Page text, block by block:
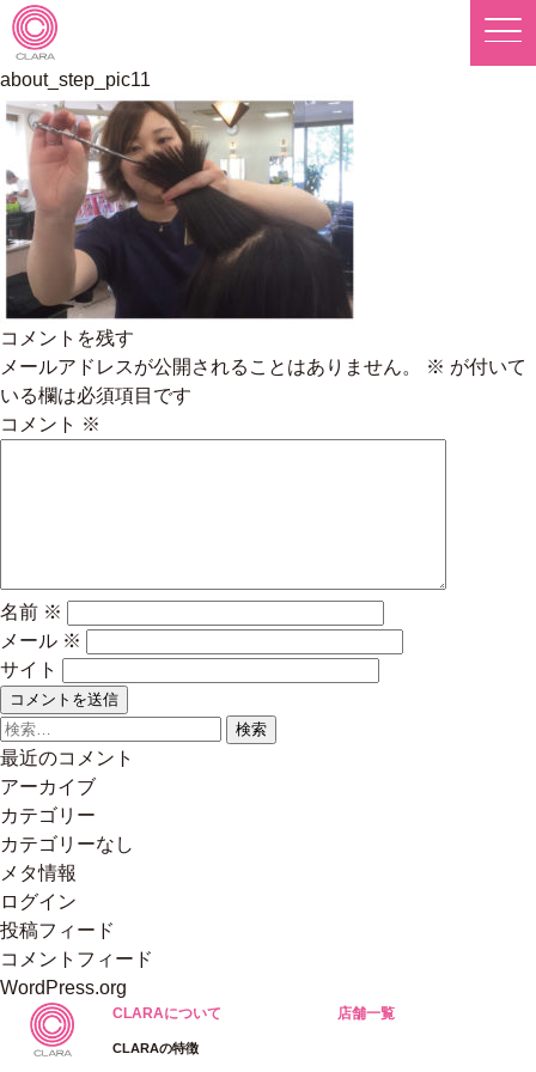
Skip
to
content
株式会社 CLARA 採用サイト
about_step_pic11
コメントを残す
メールアドレスが公開されることはありません。
※ が付いて
いる欄は必須項目です
コメント ※
名前 ※
メール ※
サイト
検
索:
最近のコメント
アーカイブ
カテゴリー
カテゴリーなし
メタ情報
ログイン
投稿フィード
コメントフィード
WordPress.org
CLARAについて
CLARAの特徴
店舗一覧